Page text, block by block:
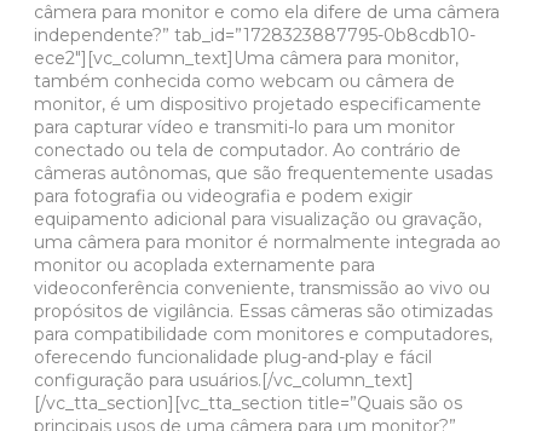
câmera para monitor e como ela difere de uma câmera
independente?” tab_id=”1728323887795-0b8cdb10-
ece2″][vc_column_text]Uma câmera para monitor,
também conhecida como webcam ou câmera de
monitor, é um dispositivo projetado especificamente
para capturar vídeo e transmiti-lo para um monitor
conectado ou tela de computador. Ao contrário de
câmeras autônomas, que são frequentemente usadas
para fotografia ou videografia e podem exigir
equipamento adicional para visualização ou gravação,
uma câmera para monitor é normalmente integrada ao
monitor ou acoplada externamente para
videoconferência conveniente, transmissão ao vivo ou
propósitos de vigilância. Essas câmeras são otimizadas
para compatibilidade com monitores e computadores,
oferecendo funcionalidade plug-and-play e fácil
configuração para usuários.[/vc_column_text]
[/vc_tta_section][vc_tta_section title=”Quais são os
principais usos de uma câmera para um monitor?”